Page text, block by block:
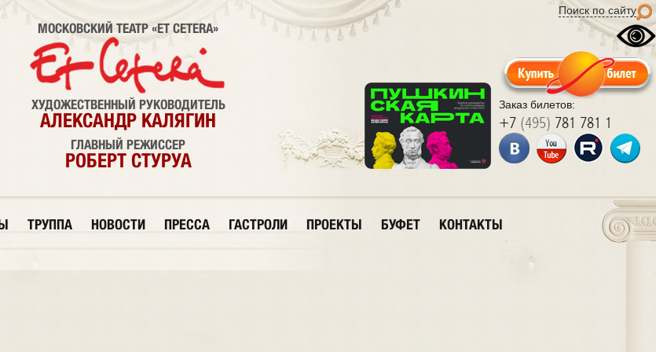
Поиск по сайту
Заказ билетов:
+7 (495) 781 781 1
МОСКОВСКИЙ ТЕАТР «ET CETERA»
ХУДОЖЕСТВЕННЫЙ РУКОВОДИТЕЛЬ
АЛЕКСАНДР КАЛЯГИН
ГЛАВНЫЙ РЕЖИССЕР
РОБЕРТ СТУРУА
ТРУППА НОВОСТИ ПРЕССА ГАСТРОЛИ ПРОЕКТЫ БУФЕТ КОНТАКТЫ